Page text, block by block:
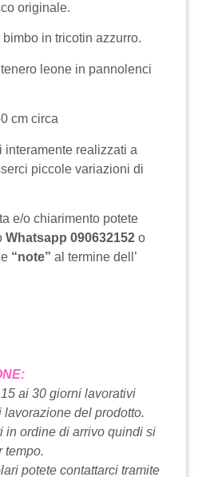
originale.
in tricotin azzurro.
leone in pannolenci
cm circa
interamente realizzati a
piccole variazioni di
e/o chiarimento potete
Whatsapp 090632152 o
“note” al termine dell’
ai 30 giorni lavorativi
del prodotto.
in ordine di arrivo quindi si
tempo.
potete contattarci tramite